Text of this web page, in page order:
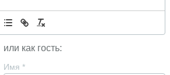
или как гость:
Имя *